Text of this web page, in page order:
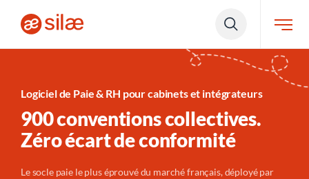
Logiciel de Paie & RH pour cabinets et intégrateurs
900 conventions collectives.
Zéro écart de conformité
Le socle paie le plus éprouvé du marché français, déployé par